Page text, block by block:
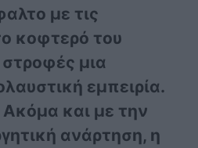
με τις
κοφτερό του
στροφές μια
εμπειρία.
και με την
ανάρτηση, η